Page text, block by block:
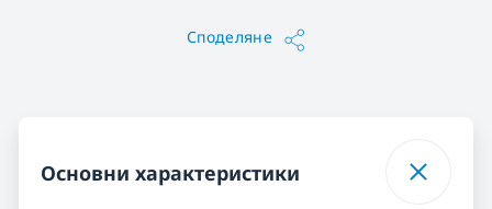
Споделяне
Основни характеристики